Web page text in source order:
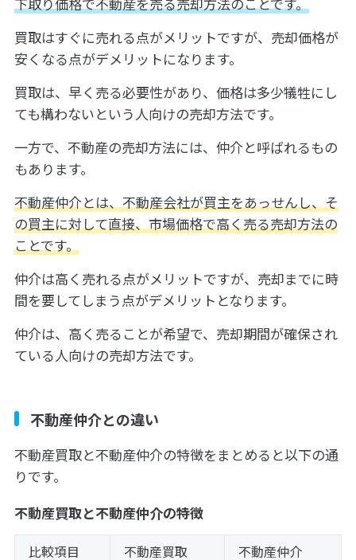
買取はすぐに売れる点がメリットですが、売却価格が
安くなる点がデメリットになります。
買取は、早く売る必要性があり、価格は多少犠牲にし
ても構わないという人向けの売却方法です。
一方で、不動産の売却方法には、仲介と呼ばれるもの
もあります。
不動産仲介とは、不動産会社が買主をあっせんし、そ
の買主に対して直接、市場価格で高く売る売却方法の
ことです。
仲介は高く売れる点がメリットですが、売却までに時
間を要してしまう点がデメリットとなります。
仲介は、高く売ることが希望で、売却期間が確保され
ている人向けの売却方法です。
不動産仲介との違い
不動産買取と不動産仲介の特徴をまとめると以下の通
りです。
不動産買取と不動産仲介の特徴
比較項目 不動産買取
不動産仲介